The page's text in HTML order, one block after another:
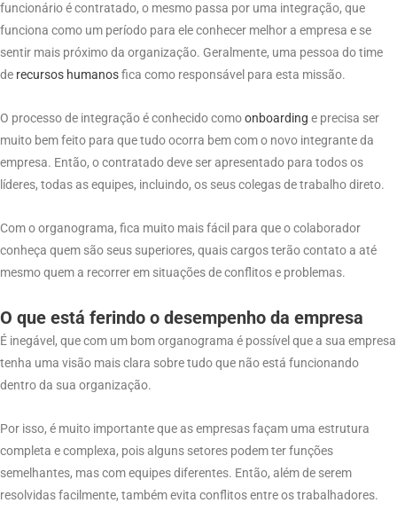
funcionário é contratado, o mesmo passa por uma integração, que
funciona como um período para ele conhecer melhor a empresa e se
sentir mais próximo da organização. Geralmente, uma pessoa do time
de recursos humanosfica como responsável para esta missão.
O processo de integração é conhecido comoonboarding e precisa ser
muito bem feito para que tudo ocorra bem com o novo integrante da
empresa. Então, o contratado deve ser apresentado para todos os
líderes, todas as equipes, incluindo, os seus colegas de trabalho direto.
Com o organograma, fica muito mais fácil para que o colaborador
conheça quem são seus superiores, quais cargos terão contato a até
mesmo quem a recorrer em situações de conflitos e problemas.
O que está ferindo o desempenho da empresa
É inegável, que com um bom organograma é possível que a sua empresa
tenha uma visão mais clara sobre tudo que não está funcionando
dentro da sua organização.
Por isso, é muito importante que as empresas façam uma estrutura
completa e complexa, pois alguns setores podem ter funções
semelhantes, mas com equipes diferentes. Então, além de serem
resolvidas facilmente, também evita conflitos entre os trabalhadores.